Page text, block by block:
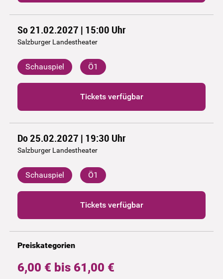
So 21.02.2027 | 15:00 Uhr
Salzburger Landestheater
Schauspiel Ö1
Tickets verfügbar
Do 25.02.2027 | 19:30 Uhr
Salzburger Landestheater
Schauspiel Ö1
Tickets verfügbar
Preiskategorien
6,00 € bis 61,00 €